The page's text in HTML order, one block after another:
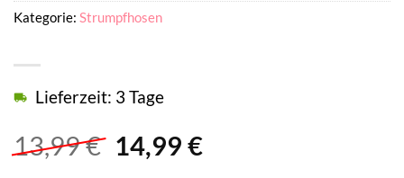
13,99€ Ursprünglicher
14,99 €Aktueller
Lieferzeit: 3 Tage
Kategorie: Strumpfhosen